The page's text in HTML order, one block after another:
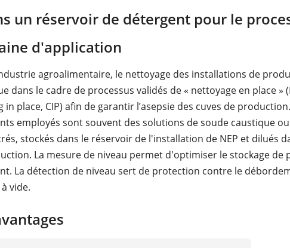
un réservoir de détergent pour le
d'application
agroalimentaire, le nettoyage des installations de
dans le cadre de processus validés de « nettoyage en place »
in place, CIP) afin de garantir l’asepsie des cuves de
employés sont souvent des solutions de soude caustique
stockés dans le réservoir de l'installation de NEP et dilués
La mesure de niveau permet d'optimiser le stockage de
La détection de niveau sert de protection contre le
vide.